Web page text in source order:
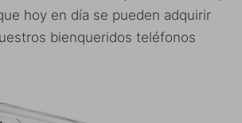
hoy en día se pueden adquirir
bienqueridos teléfonos